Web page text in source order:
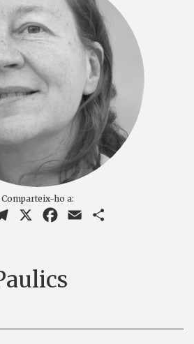
Comparteix-ho a:
Telegram Facebook
Email